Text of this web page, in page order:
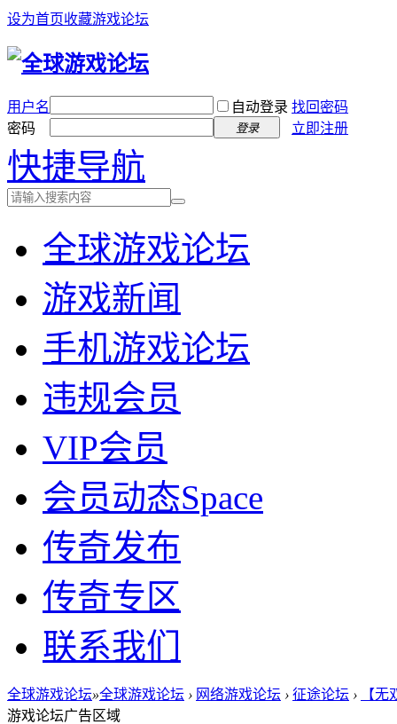
设为首页收藏游戏论坛
用户名 自动登录 找回密码
密码
登录 立即注册
快捷导航
全球游戏论坛
游戏新闻
手机游戏论坛
违规会员
VIP会员
会员动态Space
传奇发布
传奇专区
联系我们
全球游戏论坛»全球游戏论坛 › 网络游戏论坛 › 征途论坛 ›
【
游戏论坛广告区域